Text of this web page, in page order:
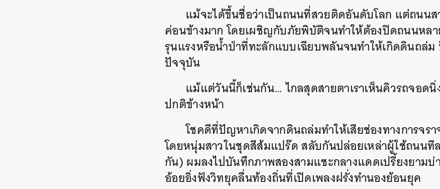
แม้จะได้ขึ้นชื่อว่าเป็นถนนที่สวยติดอันดับโลก แต่ถนน
ค่อนข้างมาก โดยเผชิญกับภัยพิบัติจนทำให้ต้องปิดถนนหล
รุนแรงหรือน้ำป่าที่ทะลักแบบเฉียบพลันจนทำให้เกิดดินถล่ม
ปัจจุบัน
แม้แต่วันนี้ก็เช่นกัน… ไกลสุดสายตาเราเห็นคิวรถจอดนิ่
ปกติข้างหน้า
โชคดีที่ปัญหาเกิดจากดินถล่มทำให้เสียช่องทางการจร
โดยหนุ่มสาวในชุดสีส้มแปร๊ด สลับกันปล่อยเหล่าผู้ใช้ถนนที
กัน) ผมลงไปบันทึกภาพสองสามแชะกลางแดดเปรี้ยงยาม
อ้อยอิ่งฟังวิทยุคลื่นท้องถิ่นที่เปิดเพลงฝรั่งทำนองย้อนยุค